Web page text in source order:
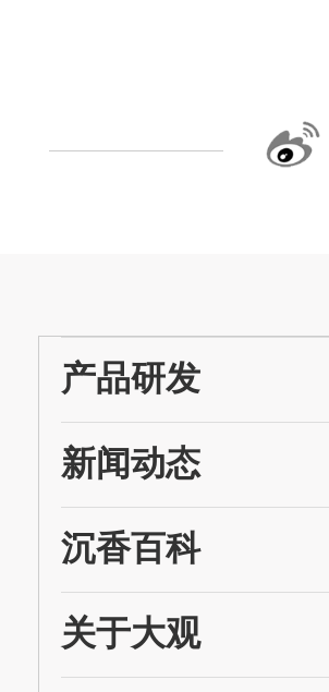
产品研发
新闻动态
沉香百科
关于大观